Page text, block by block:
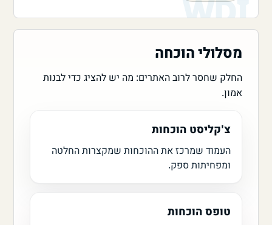
מסלולי הוכחה
החלק שחסר לרוב האתרים: מה יש להציג כדי לבנות
אמון.
צ'קליסט הוכחות
העמוד שמרכז את ההוכחות שמקצרות החלטה
ומפחיתות ספק.
טופס הוכחות